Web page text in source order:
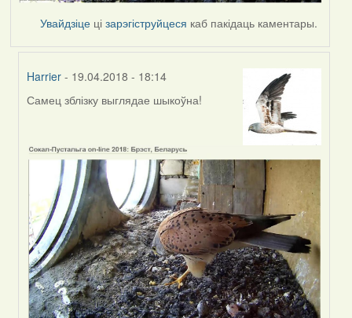
Увайдзіце цізарэгіструйцеся каб пакідаць каментары.
Harrier - 19.04.2018 - 18:14
In
by
Harrier
Самец зблізку выглядае шыкоўна!